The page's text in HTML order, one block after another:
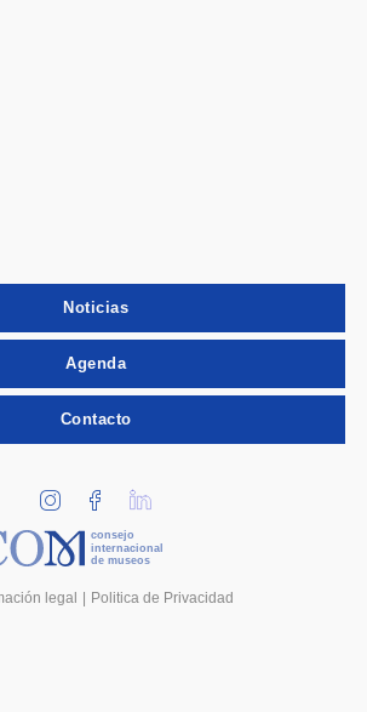
Noticias
Agenda
Contacto
consejo
internacional
de museos
legal Politica de Privacidad